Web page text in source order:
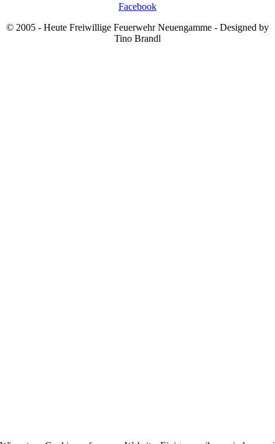
Facebook
© 2005 - Heute Freiwillige Feuerwehr Neuengamme - Designed by
Tino Brandl